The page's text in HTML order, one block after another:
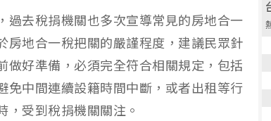
過去稅捐機關也多次宣導常見的房地合一
房地合一稅把關的嚴謹程度，建議民眾針
做好準備，必須完全符合相關規定，包括
免中間連續設籍時間中斷，或者出租等行
，受到稅捐機關關注。